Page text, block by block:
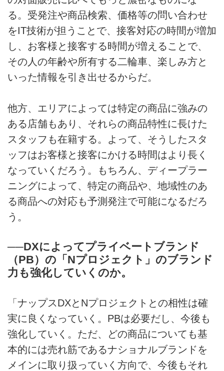
る。受発注や商品検索、価格等の問い合わせ
をIT技術が担うことで、接客対応の時間が増加
し、お客様と接客する時間が増えることで、
その人の年齢や所有する二輪車、楽しみ方と
いった情報を引き出せるからだ。
他方、エリアによっては特定の商品に強みの
ある店舗もあり、それらの商品特性に長けた
スタッフも在籍する。よって、そうしたスタ
ッフはお客様と接客にかける時間はより長く
なっていくだろう。もちろん、ディープラー
ニングによって、特定の商品や、地域性のあ
る商品への対応も予測発注で可能になるだろ
う。
──DXによってプライベートブランド
（PB）の「Nプロジェクト」のブランド
力も強化していくのか。
「ナップスDXとNプロジェクトとの相性は確
実に良くなっていく。PBは必要だし、今後も
強化していく。ただ、どの商品についても基
本的には売れ筋であるナショナルブランドを
メインに取り扱っていく方向で、今後もそれ